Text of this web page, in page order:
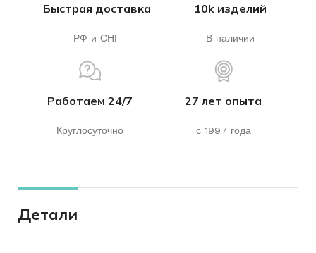
Быстрая доставка
РФ и СНГ
10k изделий
В наличии
Работаем 24/7
Круглосуточно
27 лет опыта
с 1997 года
Детали